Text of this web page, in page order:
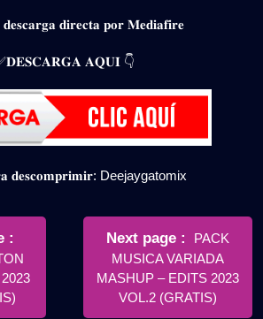
𝐝𝐢𝐫𝐞𝐜𝐭𝐚 𝐩𝐨𝐫 𝐌𝐞𝐝𝐢𝐚𝐟𝐢𝐫𝐞
𝐀𝐐𝐔𝐈 👇
𝐝𝐞𝐬𝐜𝐨𝐦𝐩𝐫𝐢𝐦𝐢𝐫: Deejaygatomix
Posts
Next page
Newer
Posts
PACK
MUSICA VARIADA
MASHUP – EDITS 2023
VOL.2 (GRATIS)